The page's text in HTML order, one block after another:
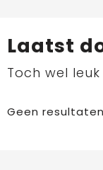
Laatst
Toch wel leuk
Geen